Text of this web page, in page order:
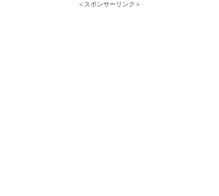
＜スポンサーリンク＞